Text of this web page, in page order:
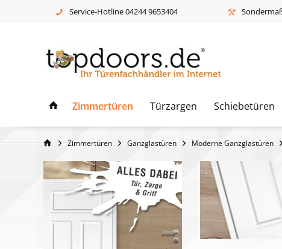
Service-Hotline 04244 9653404
Zimmertüren Türzargen Schiebetüren
Zimmertüren Ganzglastüren Moderne Ganzglastüren